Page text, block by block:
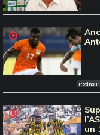
Potins
un